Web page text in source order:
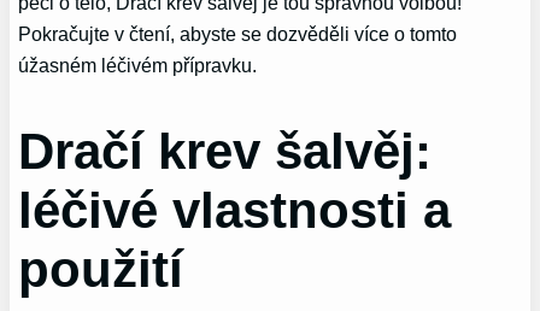
Pokračujte v čtení, abyste se dozvěděli více o tomto
úžasném léčivém přípravku.
Dračí krev šalvěj:
léčivé vlastnosti a
použití